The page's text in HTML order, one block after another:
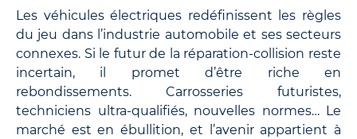
Les véhicules électriques redéfinissent les règles
du jeu dans l’industrie automobile et ses secteurs
connexes. Si le futur de la réparation-collision reste
incertain, il promet d’être riche en
rebondissements. Carrosseries futuristes,
techniciens ultra-qualifiés, nouvelles normes… Le
marché est en ébullition, et l’avenir appartient à